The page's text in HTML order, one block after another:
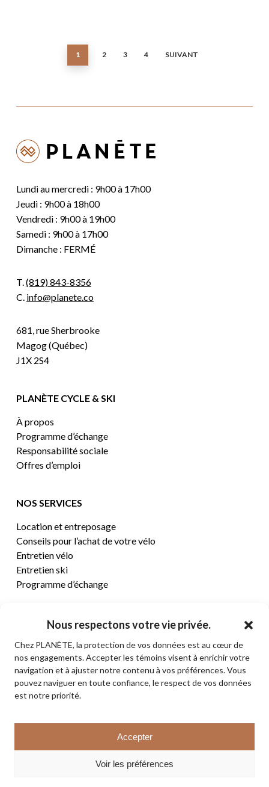
Nous respectons votre vie privée.
Chez PLANÈTE, la protection de vos données est au cœur de
nos engagements. Accepter les témoins visent à enrichir votre
navigation et à ajuster notre contenu à vos préférences. Vous
pouvez naviguer en toute confiance, le respect de vos données
est notre priorité.
Accepter
Voir les préférences
Sous-total: 0,00$
VOIR LE PANIER
1 2 3 4 SUIVANT
Lundi au mercredi : 9h00 à 17h00
Jeudi : 9h00 à 18h00
Vendredi : 9h00 à 19h00
Samedi : 9h00 à 17h00
Dimanche : FERMÉ
T.(819) 843-8356
C. info@planete.co
681, rue Sherbrooke
Magog (Québec)
J1X 2S4
PLANÈTE CYCLE & SKI
À propos
Programme d’échange
Responsabilité sociale
Offres d’emploi
NOS SERVICES
Location et entreposage
Conseils pour l’achat de votre vélo
Entretien vélo
Entretien ski
Programme d’échange
CENTRE D’AIDE
Termes et conditions de vente
Retours et remboursements
Politique de confidentialité
Contact
© 2026 PLANÈTE CYCLE & SKI. Tous droits réservés.